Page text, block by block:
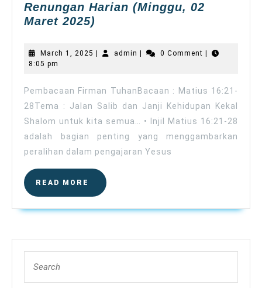
Renungan Harian (Minggu, 02
Maret 2025)
(Minggu,
2025)
March 1, 2025 Marchadmin admin 0 Comment
8:05 pm
Pembacaan Firman TuhanBacaan : Matius 16:21-
28Tema : Jalan Salib dan Janji Kehidupan Kekal
Shalom untuk kita semua… • Injil Matius 16:21-28
adalah bagian penting yang menggambarkan
peralihan dalam pengajaran Yesus
READ MORE
READ
MORE
for: